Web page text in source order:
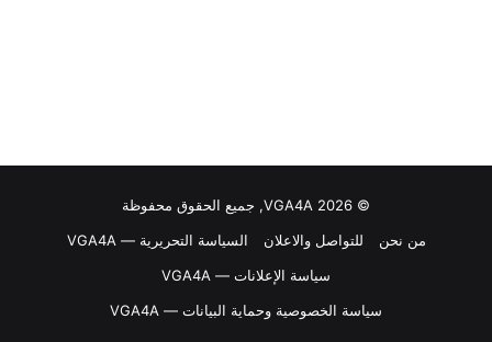
© VGA4A 2026, جميع الحقوق محفوظة
من نحن
للتواصل والاعلان
السياسة التحريرية — VGA4A
سياسة الإعلانات — VGA4A
سياسة الخصوصية وحماية البيانات — VGA4A